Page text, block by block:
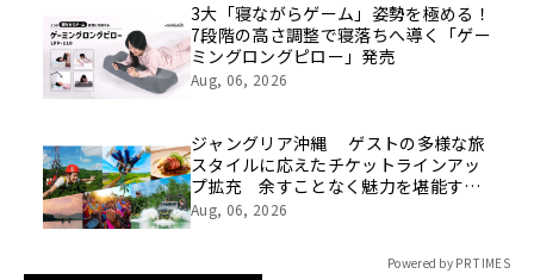
3大「寝ながらゲーム」姿勢を極める！
7段階の高さ調整で寝落ちへ導く「ゲー
ミングロングピロー」発売
Aug, 06, 2026
ジャングリア沖縄 ゲストの多様な旅
スタイルに応えたチケットラインアッ
プ拡充 余すことなく魅力を堪能する
「ロイヤルチケット」新登場
Aug, 06, 2026
Powered by PR TIMES